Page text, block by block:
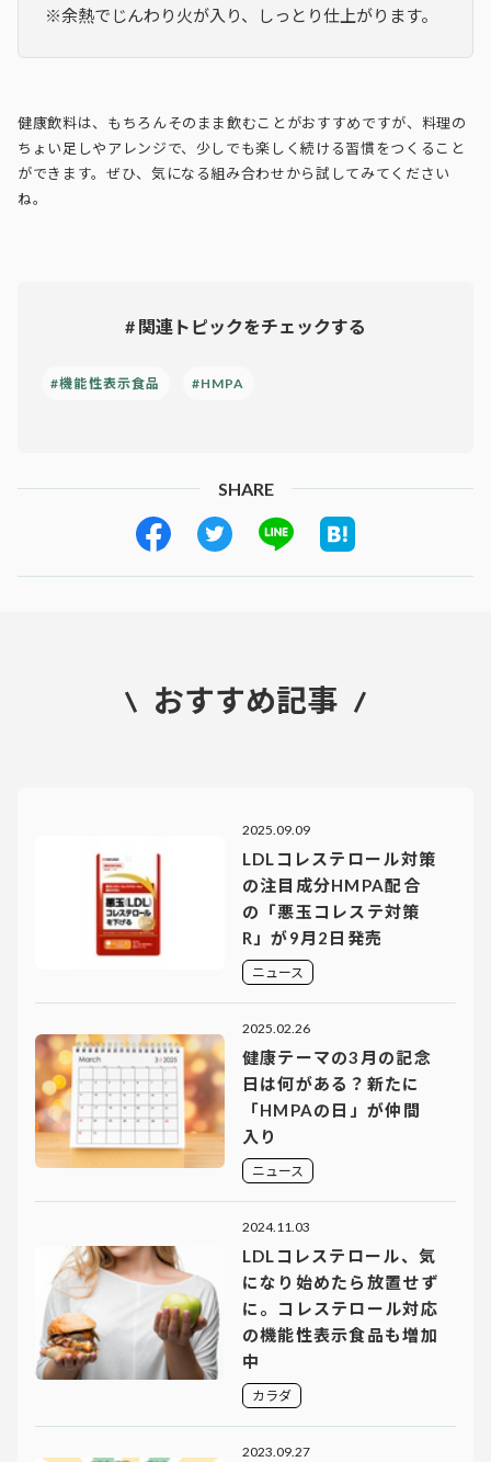
※余熱でじんわり火が入り、しっとり仕上がります。
健康飲料は、もちろんそのまま飲むことがおすすめですが、料理の
ちょい足しやアレンジで、少しでも楽しく続ける習慣をつくること
ができます。ぜひ、気になる組み合わせから試してみてください
ね。
# 関連トピックをチェックする
#機能性表示食品 #HMPA
SHARE
おすすめ記事
2025.09.09
LDLコレステロール対策
の注目成分HMPA配合
の「悪玉コレステ対策
R」が9月2日発売
ニュース
2025.02.26
健康テーマの3月の記念
日は何がある？新たに
「HMPAの日」が仲間
入り
ニュース
2024.11.03
LDLコレステロール、気
になり始めたら放置せず
に。コレステロール対応
の機能性表示食品も増加
中
カラダ
2023.09.27